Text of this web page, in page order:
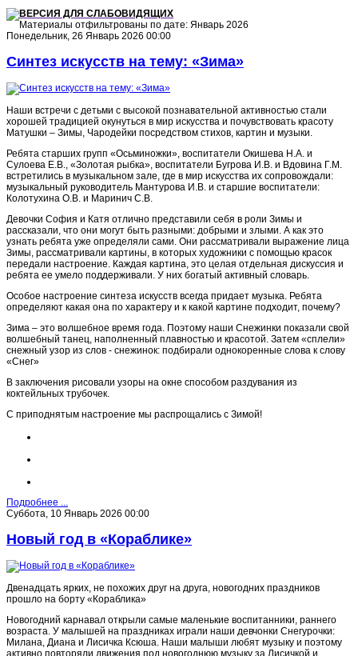
ВЕРСИЯ ДЛЯ СЛАБОВИДЯЩИХ
Материалы отфильтрованы по дате: Январь 2026
Понедельник, 26 Январь 2026 00:00
Синтез искусств на тему: «Зима»
Наши встречи с детьми с высокой познавательной активностью стали
хорошей традицией окунуться в мир искусства и почувствовать красоту
Матушки – Зимы, Чародейки посредством стихов, картин и музыки.
Ребята старших групп «Осьминожки», воспитатели Окишева Н.А. и
Сулоева Е.В., «Золотая рыбка», воспитатели Бугрова И.В. и Вдовина Г.М.
встретились в музыкальном зале, где в мир искусства их сопровождали:
музыкальный руководитель Мантурова И.В. и старшие воспитатели:
Колотухина О.В. и Маринич С.В.
Девочки София и Катя отлично представили себя в роли Зимы и
рассказали, что они могут быть разными: добрыми и злыми. А как это
узнать ребята уже определяли сами. Они рассматривали выражение лица
Зимы, рассматривали картины, в которых художники с помощью красок
передали настроение. Каждая картина, это целая отдельная дискуссия и
ребята ее умело поддерживали. У них богатый активный словарь.
Особое настроение синтеза искусств всегда придает музыка. Ребята
определяют какая она по характеру и к какой картине подходит, почему?
Зима – это волшебное время года. Поэтому наши Снежинки показали свой
волшебный танец, наполненный плавностью и красотой. Затем «сплели»
снежный узор из слов - снежинок: подбирали однокоренные слова к слову
«Снег»
В заключения рисовали узоры на окне способом раздувания из
коктейльных трубочек.
С приподнятым настроение мы распрощались с Зимой!
Подробнее ...
Суббота, 10 Январь 2026 00:00
Новый год в «Кораблике»
Двенадцать ярких, не похожих друг на друга, новогодних праздников
прошло на борту «Кораблика»
Новогодний карнавал открыли самые маленькие воспитанники, раннего
возраста. У малышей на праздниках играли наши девчонки Снегурочки:
Милана, Диана и Лисичка Ксюша. Наши малыши любят музыку и поэтому
активно повторяли движения под новогоднюю музыку за Лисичкой и